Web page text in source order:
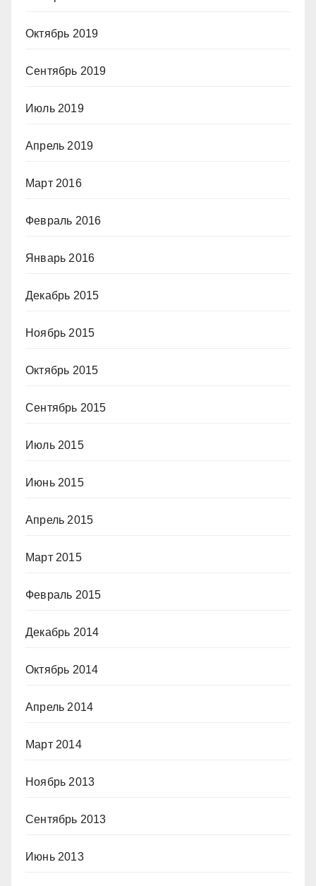
Октябрь 2019
Сентябрь 2019
Июль 2019
Апрель 2019
Март 2016
Февраль 2016
Январь 2016
Декабрь 2015
Ноябрь 2015
Октябрь 2015
Сентябрь 2015
Июль 2015
Июнь 2015
Апрель 2015
Март 2015
Февраль 2015
Декабрь 2014
Октябрь 2014
Апрель 2014
Март 2014
Ноябрь 2013
Сентябрь 2013
Июнь 2013